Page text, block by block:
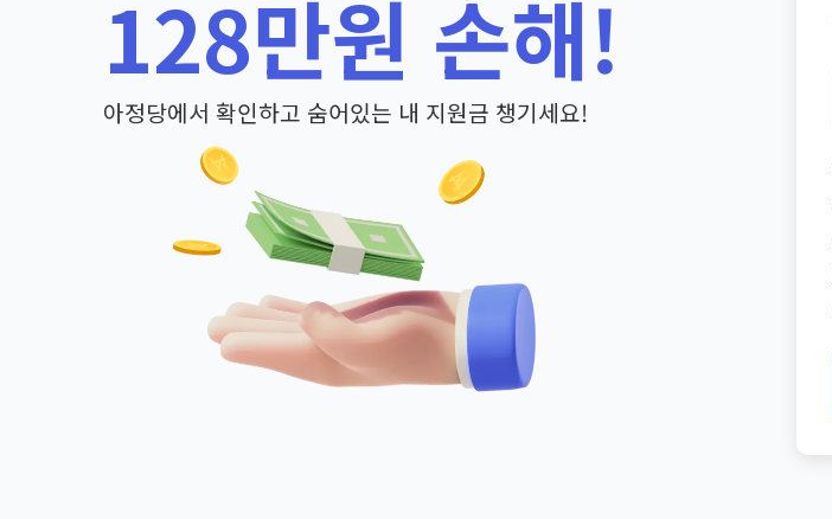
128만원 손해!
아정당에서 확인하고 숨어있는 내 지원금 챙기세요!